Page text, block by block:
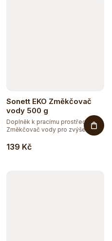
Sonett EKO Změkčovač
vody 500 g
139 Kč
Doplněk k pracímu prostředku.
Změkčovač vody pro zvýšení...